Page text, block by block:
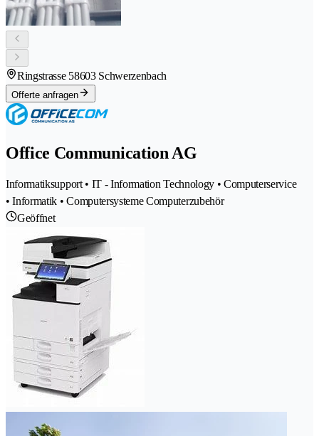
Ringstrasse 58603 Schwerzenbach
Offerte anfragen
Office Communication AG
Informatiksupport • IT - Information Technology • Computerservice
• Informatik • Computersysteme Computerzubehör
Geöffnet